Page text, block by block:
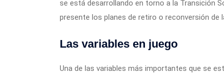
se está desarrollando en torno a la Transición
presente los planes de retiro o reconversión de
Las variables en juego
Una de las variables más importantes que se